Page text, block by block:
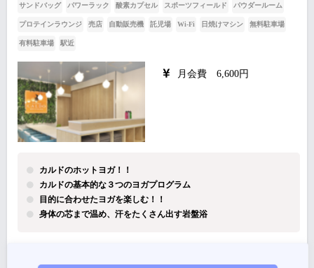
サンドバッグ パワーラック 酸素カプセル スポーツフィールド パウダールーム
プロテインラウンジ 売店 自動販売機 託児場 Wi-Fi 日焼けマシン 無料駐車場
有料駐車場 駅近
月会費 6,600円
カルドのホットヨガ！！
カルドの基本的な３つのヨガプログラム
目的に合わせたヨガを楽しむ！！
身体の芯まで温め、汗をたくさん出す岩盤浴